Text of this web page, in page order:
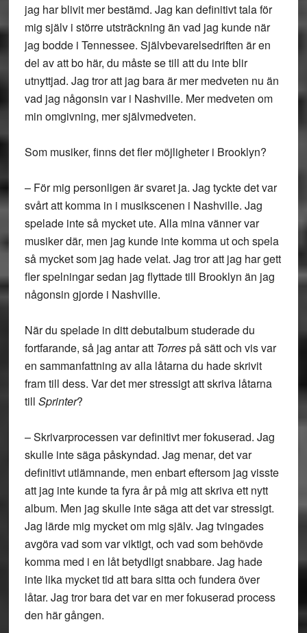
jag har blivit mer bestämd. Jag kan definitivt tala för
mig själv i större utsträckning än vad jag kunde när
jag bodde i Tennessee. Självbevarelsedriften är en
del av att bo här, du måste se till att du inte blir
utnyttjad. Jag tror att jag bara är mer medveten nu än
vad jag någonsin var i Nashville. Mer medveten om
min omgivning, mer självmedveten.
Som musiker, finns det fler möjligheter i Brooklyn?
– För mig personligen är svaret ja. Jag tyckte det var
svårt att komma in i musikscenen i Nashville. Jag
spelade inte så mycket ute. Alla mina vänner var
musiker där, men jag kunde inte komma ut och spela
så mycket som jag hade velat. Jag tror att jag har gett
fler spelningar sedan jag flyttade till Brooklyn än jag
någonsin gjorde i Nashville.
När du spelade in ditt debutalbum studerade du
fortfarande, så jag antar att Torrespå sätt och vis var
en sammanfattning av alla låtarna du hade skrivit
fram till dess. Var det mer stressigt att skriva låtarna
till Sprinter?
– Skrivarprocessen var definitivt mer fokuserad. Jag
skulle inte säga påskyndad. Jag menar, det var
definitivt utlämnande, men enbart eftersom jag visste
att jag inte kunde ta fyra år på mig att skriva ett nytt
album. Men jag skulle inte säga att det var stressigt.
Jag lärde mig mycket om mig själv. Jag tvingades
avgöra vad som var viktigt, och vad som behövde
komma med i en låt betydligt snabbare. Jag hade
inte lika mycket tid att bara sitta och fundera över
låtar. Jag tror bara det var en mer fokuserad process
den här gången.